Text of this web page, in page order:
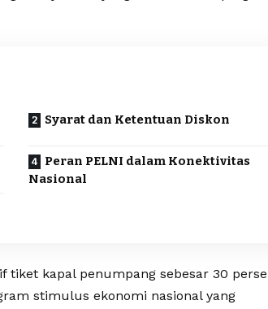
Syarat dan Ketentuan Diskon
Peran PELNI dalam Konektivitas
Nasional
tiket kapal penumpang sebesar 30
stimulus ekonomi nasional yang